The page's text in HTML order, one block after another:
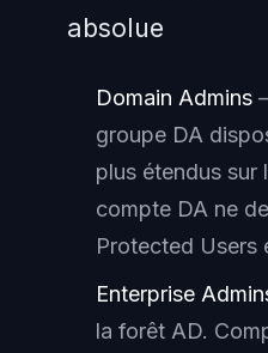
absolue
Domain Admins
groupe DA
plus étendus sur
compte DA ne
Protected Users
Enterprise
la forêt AD.